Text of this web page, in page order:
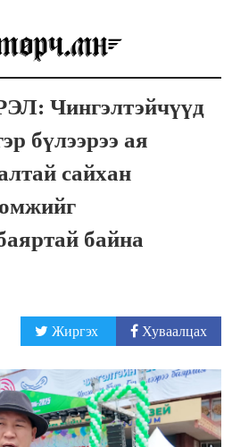
Чингэлтэйчүүд
бүлээрээ ая
сайхан
байна
Жиргэх Хуваалцах